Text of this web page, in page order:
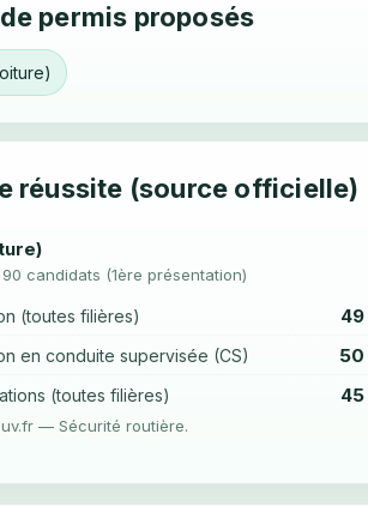
permis proposés
réussite (source officielle)
90 candidats (1ère présentation)
(toutes filières) 49
en conduite supervisée (CS) 50
(toutes filières) 45
— Sécurité routière.